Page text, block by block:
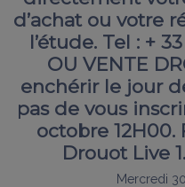
d’achat ou votre
l’étude. Tel : +
OU VENTE
enchérir le jour
pas de vous
octobre 12H00.
Drouot Live
Mercredi